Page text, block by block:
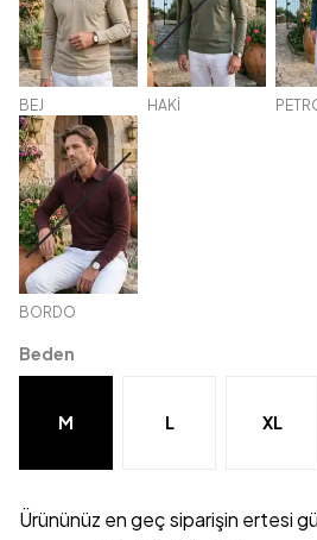
BEJ HAKİ
BORDO
Beden
M L XL
Ürününüz en geç siparişin ertesi